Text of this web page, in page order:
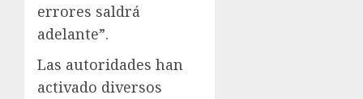
errores saldrá
adelante”.
Las autoridades han
activado diversos